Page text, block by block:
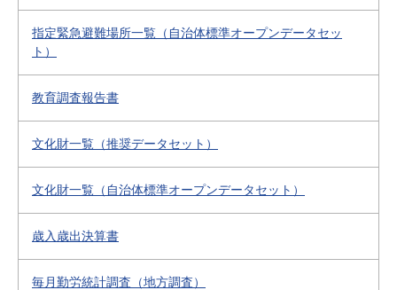
指定緊急避難場所一覧（自治体標準オープンデータセッ
ト）
教育調査報告書
文化財一覧（推奨データセット）
文化財一覧（自治体標準オープンデータセット）
歳入歳出決算書
毎月勤労統計調査（地方調査）